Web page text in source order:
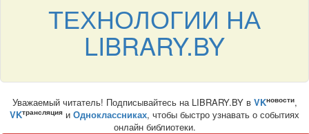
ТЕХНОЛОГИИ НА
LIBRARY.BY
Уважаемый читатель! Подписывайтесь на LIBRARY.BY в VKновости,
VKтрансляция и Одноклассниках, чтобы быстро узнавать о событиях
онлайн библиотеки.